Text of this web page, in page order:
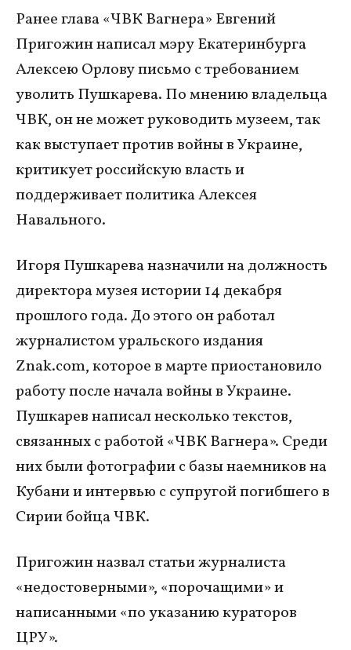
Ранее глава «ЧВК Вагнера» Евгений
Пригожин написал мэру Екатеринбурга
Алексею Орлову письмо с требованием
уволить Пушкарева. По мнению владельца
ЧВК, он не может руководить музеем, так
как выступает против войны в Украине,
критикует российскую власть и
поддерживает политика Алексея
Навального.
Игоря Пушкарева назначили на должность
директора музея истории 14 декабря
прошлого года. До этого он работал
журналистом уральского издания
Znak.com, которое в марте приостановило
работу после начала войны в Украине.
Пушкарев написал несколько текстов,
связанных с работой «ЧВК Вагнера». Среди
них были фотографии с базы наемников на
Кубани и интервью с супругой погибшего в
Сирии бойца ЧВК.
Пригожин назвал статьи журналиста
«недостоверными», «порочащими» и
написанными «по указанию кураторов
ЦРУ».